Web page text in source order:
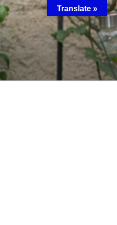
Translate »